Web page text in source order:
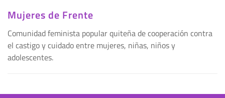
Mujeres de Frente
Comunidad feminista popular quiteña de cooperación contra
el castigo y cuidado entre mujeres, niñas, niños y
adolescentes.